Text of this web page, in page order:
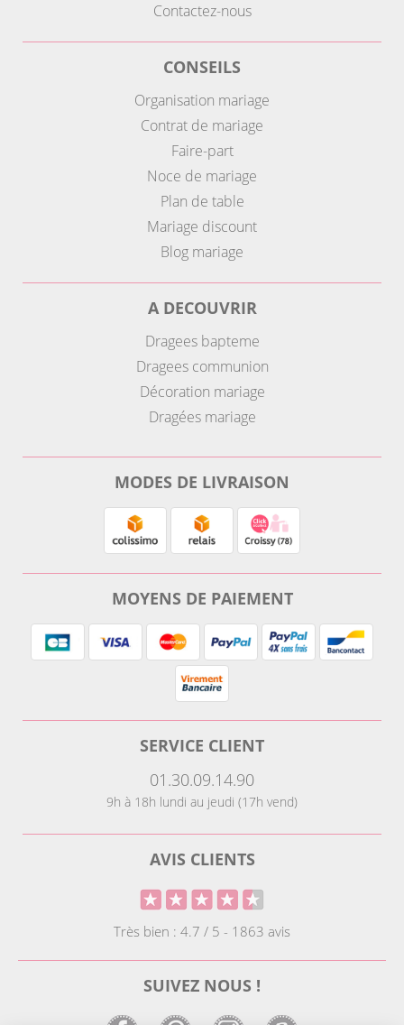
Contactez-nous
CONSEILS
Organisation mariage
Contrat de mariage
Faire-part
Noce de mariage
Plan de table
Mariage discount
Blog mariage
A DECOUVRIR
Dragees bapteme
Dragees communion
Décoration mariage
Dragées mariage
MODES DE LIVRAISON
MOYENS DE PAIEMENT
SERVICE CLIENT
01.30.09.14.90
9h à 18h lundi au jeudi (17h vend)
AVIS CLIENTS
Très bien : 4.7 / 5 - 1863 avis
SUIVEZ NOUS !